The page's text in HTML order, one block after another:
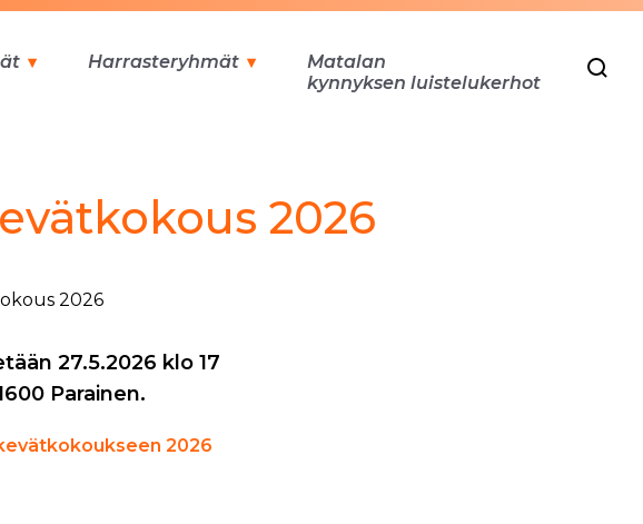
Harrasteryhmät
Matalan
kynnyksen luistelukerhot
2026
27.5.2026 klo 17
Parainen.
2026